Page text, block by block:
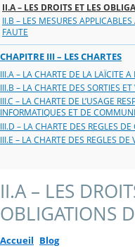
II.A – LES DROITS ET LES
II.B – LES MESURES
FAUTE
CHAPITRE III – LES CHARTES
III.A – LA CHARTE DE LA LAÏCITE A
III.B – LA CHARTE DES SORTIES ET
III.C – LA CHARTE DE L’USAGE
INFORMATIQUES ET DE
III.D – LA CHARTE DES REGLES DE
III.E – LA CHARTE DES REGLES DE
II.A – LES
OBLIGATIONS
Accueil Blog